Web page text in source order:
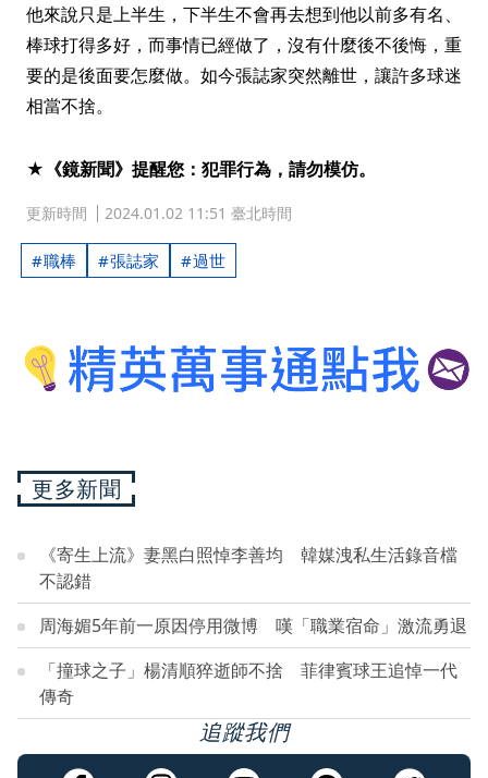
他來說只是上半生，下半生不會再去想到他以前多有名、
棒球打得多好，而事情已經做了，沒有什麼後不後悔，重
要的是後面要怎麼做。如今張誌家突然離世，讓許多球迷
相當不捨。
★《鏡新聞》提醒您：犯罪行為，請勿模仿。
更新時間 2024.01.02 11:51 臺北時間
職棒 張誌家 過世
更多新聞
《寄生上流》妻黑白照悼李善均 韓媒洩私生活錄音檔
不認錯
周海媚5年前一原因停用微博 嘆「職業宿命」激流勇退
「撞球之子」楊清順猝逝師不捨 菲律賓球王追悼一代
傳奇
追蹤我們